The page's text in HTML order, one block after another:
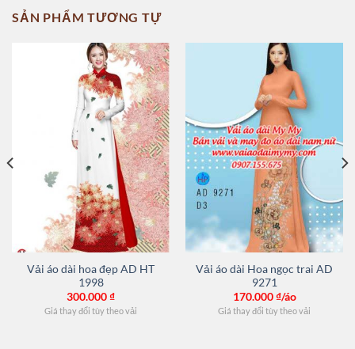
SẢN PHẨM TƯƠNG TỰ
Vải áo dài hoa đẹp AD HT
1998
300.000₫
Giá thay đổi tùy theo vải
Vải áo dài Hoa ngọc trai AD
9271
170.000₫/áo
Giá thay đổi tùy theo vải